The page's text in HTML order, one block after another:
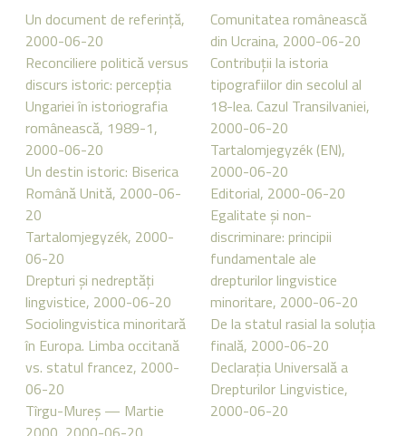
Un document de referinţă,
2000-06-20
Reconciliere politică versus
discurs istoric: percepţia
Ungariei în istoriografia
românească, 1989-1,
2000-06-20
Un destin istoric: Biserica
Română Unită, 2000-06-
20
Tartalomjegyzék, 2000-
06-20
Drepturi şi nedreptăţi
lingvistice, 2000-06-20
Sociolingvistica minoritară
în Europa. Limba occitană
vs. statul francez, 2000-
06-20
Tîrgu-Mureş — Martie
Comunitatea românească
din Ucraina, 2000-06-20
Contribuţii la istoria
tipografiilor din secolul al
18-lea. Cazul Transilvaniei,
2000-06-20
Tartalomjegyzék (EN),
2000-06-20
Editorial, 2000-06-20
Egalitate şi non-
discriminare: principii
fundamentale ale
drepturilor lingvistice
minoritare, 2000-06-20
De la statul rasial la soluţia
finală, 2000-06-20
Declaraţia Universală a
Drepturilor Lingvistice,
2000-06-20